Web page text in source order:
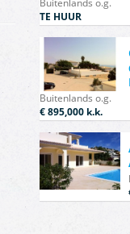
Buitenlands o.g.
TE HUUR
Buitenlands o.g.
€ 895,000 k.k.